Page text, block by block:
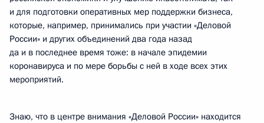
и для подготовки оперативных мер поддержки бизнеса,
которые, например, принимались при участии «Деловой
России» и других объединений два года назад
да и в последнее время тоже: в начале эпидемии
коронавируса и по мере борьбы с ней в ходе всех этих
мероприятий.
Знаю, что в центре внимания «Деловой России» находится